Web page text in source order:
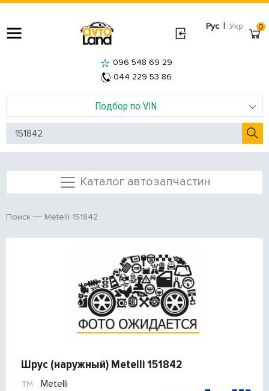
Рус | Укр
Подбор по VIN
096 548 69 29
044 229 53 86
0
Каталог автозапчастин
Поиск Metelli 151842
Шрус (наружный) Metelli 151842
Metelli